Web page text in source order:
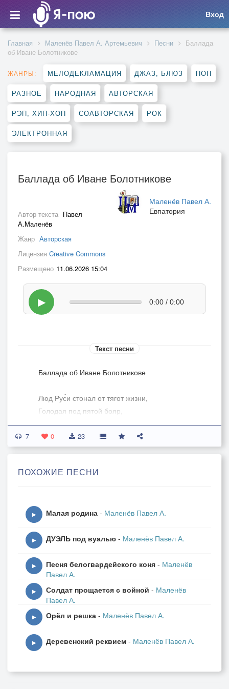
Вход
Главная Маленёв Павел А. Артемьевич Песни
Баллада
об Иване Болотникове
ЖАНРЫ: МЕЛОДЕКЛАМАЦИЯ ДЖАЗ, БЛЮЗ ПОП
РАЗНОЕ НАРОДНАЯ АВТОРСКАЯ
РЭП, ХИП-ХОП СОАВТОРСКАЯ РОК
ЭЛЕКТРОННАЯ
Баллада об Иване Болотникове
Маленёв Павел А.
Евпатория
Автор текста Павел
А.Маленёв
Жанр Авторская
Лицензия Creative Commons
Размещено 11.06.2026 15:04
▶ 0:00 / 0:00
Текст песни
Баллада об Иване Болотникове
Люд Рус̀и стонал от тягот жизни,
Голодая под пятой бояр,
У которых висли складки жира
Мор когда кругом в Рус̀и стоял.
припев:
Но власти месть
Зимою в полынь̀ю
Но царём прикормлены стрельц`ы.
А Ивашка понял: стало жутко:
Шеи рубят эти удальц`ы!
припев:
Сперв̀а глаз̀а выкалывали человеку,
пузырилась ожогом.
7 0 23
ПОХОЖИЕ ПЕСНИ
▶ Малая родина - Маленёв Павел А.
▶ ДУЭЛЬ под вуалью - Маленёв Павел А.
▶ Песня белогвардейского коня - Маленёв
Павел А.
▶ Солдат прощается с войной - Маленёв
Павел А.
▶ Орёл и решка - Маленёв Павел А.
▶ Деревенский реквием - Маленёв Павел А.